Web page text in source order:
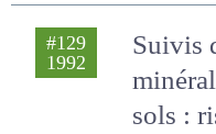
Salette J.
Suivis